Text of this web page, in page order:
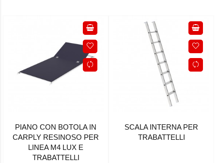
PIANO CON BOTOLA IN
CARPLY RESINOSO PER
LINEA M4 LUX E
TRABATTELLI
SCALA INTERNA PER
TRABATTELLI